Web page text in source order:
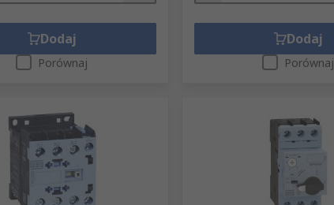
Dodaj
Porównaj
Dodaj
Porównaj